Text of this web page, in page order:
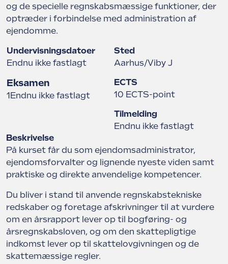
og de specielle regnskabsmæssige funktioner, der
optræder i forbindelse med administration af
ejendomme.
Undervisningsdatoer
Endnu ikke fastlagt
Eksamen
1Endnu ikke fastlagt
Sted
Aarhus/Viby J
ECTS
10 ECTS-point
Tilmelding
Endnu ikke fastlagt
Beskrivelse
På kurset får du som ejendomsadministrator,
ejendomsforvalter og lignende nyeste viden samt
praktiske og direkte anvendelige kompetencer.
Du bliver i stand til anvende regnskabstekniske
redskaber og foretage afskrivninger til at vurdere
om en årsrapport lever op til bogføring- og
årsregnskabsloven, og om den skattepligtige
indkomst lever op til skattelovgivningen og de
skattemæssige regler.
Struer Grundejerforening
Viborg Udlejerforening
Udlejerforeningen Vestfyn